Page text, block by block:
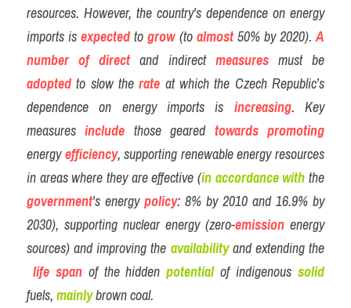
resources. However, the country's dependence on energy
imports is expected to grow (to almost 50% by 2020). A
number of direct and indirect measures
adopted to slow the rate at which the Czech Republic’s
dependence on energy imports is increasing. Key
measures include those geared towards promoting
energy efficiency, supporting renewable energy resources
in areas where they are effective (in accordance with
government's energy policy: 8% by 2010 and 16.9% by
2030), supporting nuclear energy (zero-emission energy
sources) and improving the availability and extending the
life span of the hidden potential of indigenous solid
fuels, mainly brown coal.